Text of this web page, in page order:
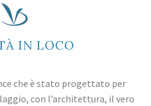
IN LOCO
che è stato progettato per
con l’architettura, il vero